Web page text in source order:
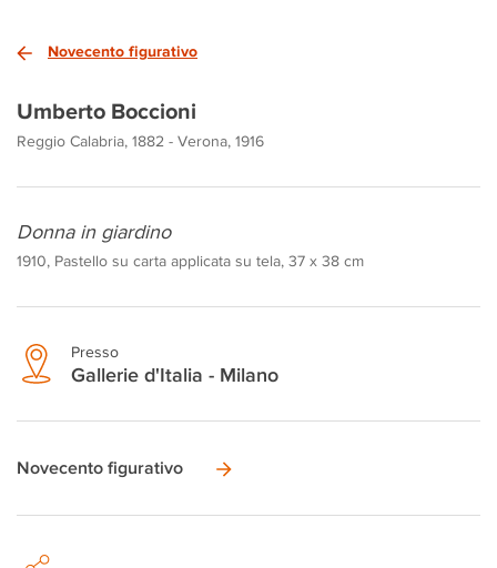
Novecento figurativo
Umberto Boccioni
Reggio Calabria, 1882 - Verona, 1916
Donna in giardino
1910, Pastello su carta applicata su tela, 37 x 38 cm
Presso
Gallerie d'Italia - Milano
Novecento figurativo